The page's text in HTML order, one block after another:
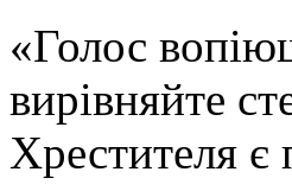
«Голос
вирівняйте
Хрестителя є